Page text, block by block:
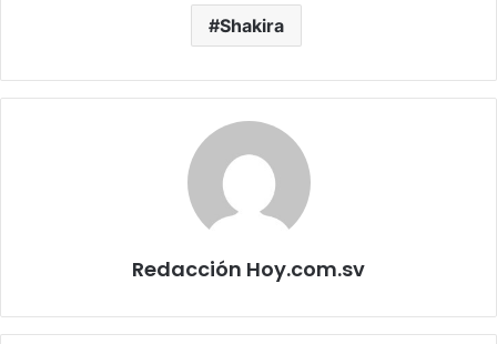
Shakira
Redacción Hoy.com.sv